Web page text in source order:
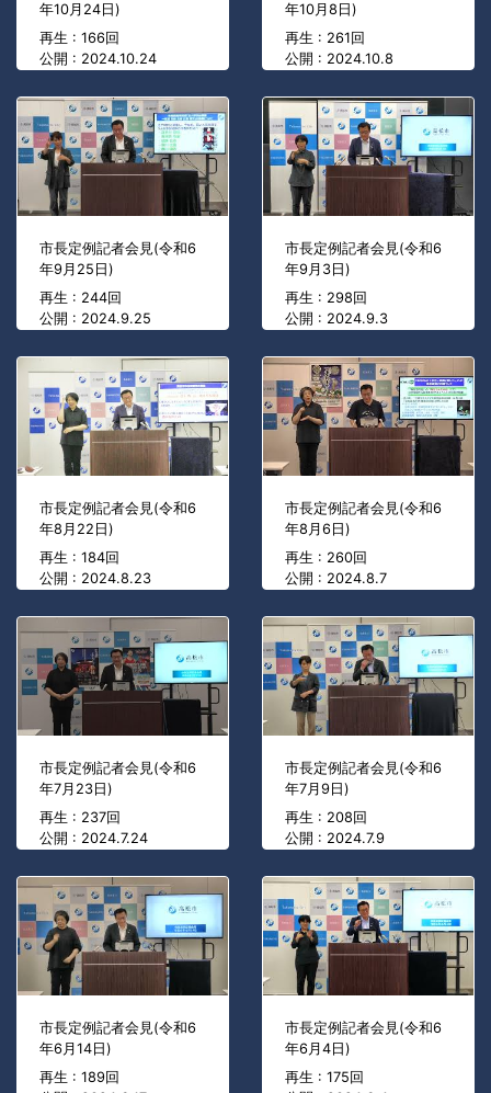
年10月24日)
再生 : 166回
公開 : 2024.10.24
年10月8日)
再生 : 261回
公開 : 2024.10.8
市長定例記者会見(令和6
年9月25日)
再生 : 244回
公開 : 2024.9.25
市長定例記者会見(令和6
年9月3日)
再生 : 298回
公開 : 2024.9.3
市長定例記者会見(令和6
年8月22日)
再生 : 184回
公開 : 2024.8.23
市長定例記者会見(令和6
年8月6日)
再生 : 260回
公開 : 2024.8.7
市長定例記者会見(令和6
年7月23日)
再生 : 237回
公開 : 2024.7.24
市長定例記者会見(令和6
年7月9日)
再生 : 208回
公開 : 2024.7.9
市長定例記者会見(令和6
年6月14日)
再生 : 189回
市長定例記者会見(令和6
年6月4日)
再生 : 175回